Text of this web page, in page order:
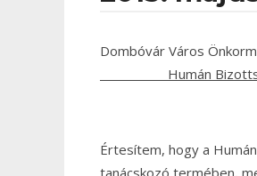
Dombóvár Város
Humán
Értesítem, hogy a
tanácskozó termében,